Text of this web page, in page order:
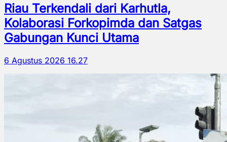
Riau Terkendali dari Karhutla,
Kolaborasi Forkopimda dan Satgas
Gabungan Kunci Utama
6 Agustus 2026 16.27